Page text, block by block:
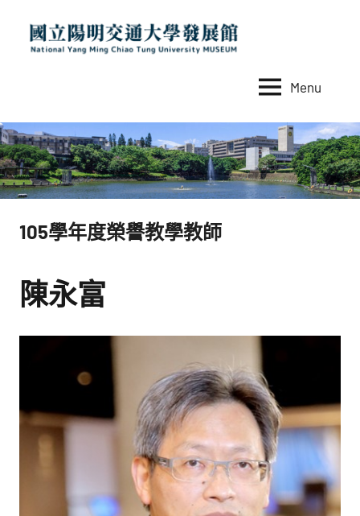
content
立
陽
明
交
通
學
發
展
Museum
Ming
Chiao
Tung
University
Menu
105學年度榮譽教學教師
陳永富